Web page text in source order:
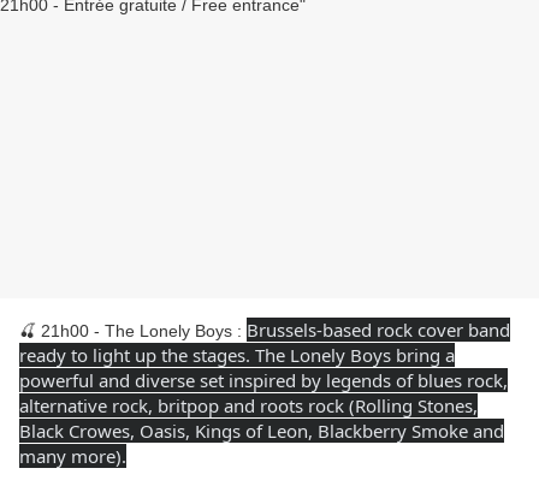
🍒 21h00 - The Lonely Boys : Brussels-based rock cover band
ready to light up the stages. The Lonely Boys bring a
powerful and diverse set inspired by legends of blues rock,
alternative rock, britpop and roots rock (Rolling Stones,
Black Crowes, Oasis, Kings of Leon, Blackberry Smoke and
many more).